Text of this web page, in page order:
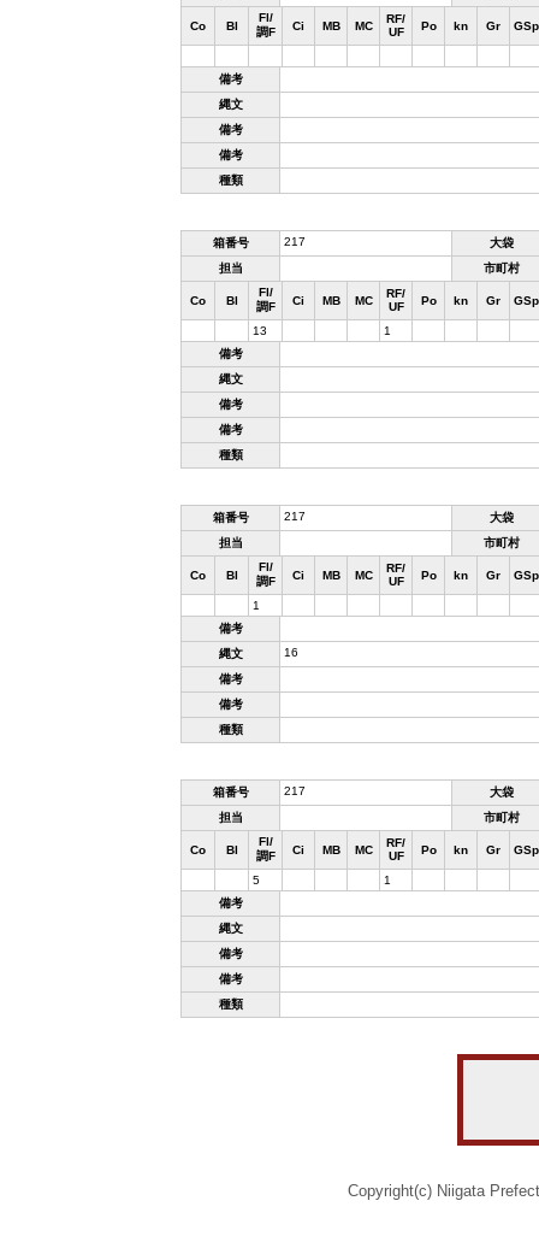
Co Bl
Fl/
調F
Ci MB MC
RF/
UF
Po kn Gr GSp
備考
縄文
備考
備考
種類
箱番号 217
大袋
担当
市町村
Co Bl
Fl/
調F
Ci MB MC
RF/
UF
Po kn Gr GSp
13
1
備考
縄文
備考
備考
種類
箱番号 217
大袋
担当
市町村
Co Bl
Fl/
調F
Ci MB MC
RF/
UF
Po kn Gr GSp
1
備考
縄文
16
備考
備考
種類
箱番号 217
大袋
担当
市町村
Co Bl
Fl/
調F
Ci MB MC
RF/
UF
Po kn Gr GSp
5
1
備考
縄文
備考
備考
種類
Copyright(c) Niigata